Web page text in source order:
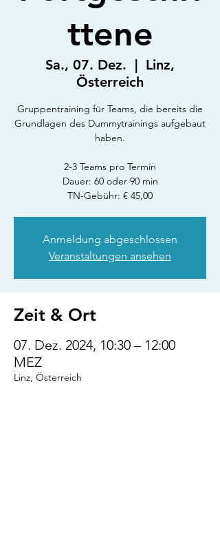
ttene
Sa., 07. Dez.
  |
Linz,
Österreich
Gruppentraining für Teams, die bereits die
Grundlagen des Dummytrainings aufgebaut
haben.
2-3 Teams pro Termin
Dauer: 60 oder 90 min
TN-Gebühr: € 45,00
Anmeldung abgeschlossen
Veranstaltungen ansehen
Zeit & Ort
07. Dez. 2024, 10:30 – 12:00
MEZ
Linz, Österreich